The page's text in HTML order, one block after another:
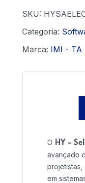
SKU:
Categoria:
Marca: IMI - TA
O HY –
avançado
em